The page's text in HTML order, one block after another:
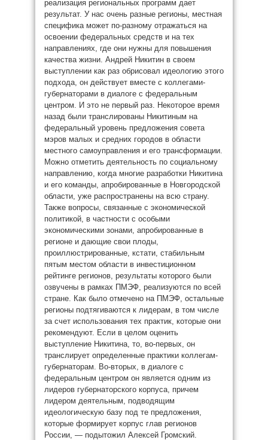
реализация региональных программ дает
результат. У нас очень разные регионы, местная
специфика может по-разному отражаться на
освоении федеральных средств и на тех
направлениях, где они нужны для повышения
качества жизни. Андрей Никитин в своем
выступлении как раз обрисовал идеологию этого
подхода, он действует вместе с коллегами-
губернаторами в диалоге с федеральным
центром. И это не первый раз. Некоторое время
назад были транслированы Никитиным на
федеральный уровень предложения совета
мэров малых и средних городов в области
местного самоуправления и его трансформации.
Можно отметить деятельность по социальному
направлению, когда многие разработки Никитина
и его команды, апробированные в Новгородской
области, уже распространены на всю страну.
Также вопросы, связанные с экономической
политикой, в частности с особыми
экономическими зонами, апробированные в
регионе и дающие свои плоды,
проиллюстрированные, кстати, стабильным
пятым местом области в инвестиционном
рейтинге регионов, результаты которого были
озвучены в рамках ПМЭФ, реализуются по всей
стране. Как было отмечено на ПМЭФ, остальные
регионы подтягиваются к лидерам, в том числе
за счет использования тех практик, которые они
рекомендуют. Если в целом оценить
выступление Никитина, то, во-первых, он
транслирует определенные практики коллегам-
губернаторам. Во-вторых, в диалоге с
федеральным центром он является одним из
лидеров губернаторского корпуса, причем
лидером деятельным, подводящим
идеологическую базу под те предложения,
которые формирует корпус глав регионов
России, — подытожил Алексей Громский.